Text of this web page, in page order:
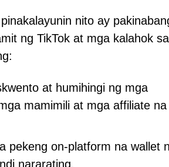
nito ay
ng TikTok at mga kalahok sa
at humihingi ng mga
mamimili at mga affiliate na
pekeng on-platform na wallet
nararating.